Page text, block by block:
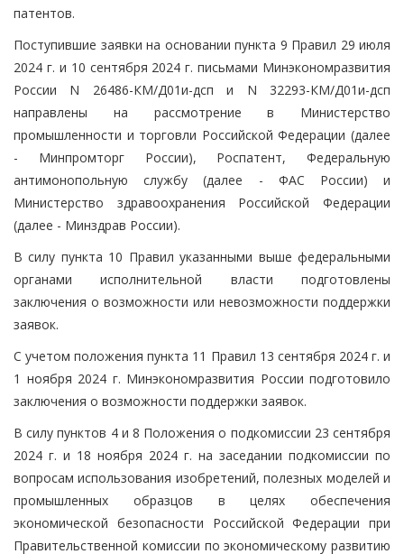
патентов.
Поступившие заявки на основании пункта 9 Правил 29 июля
2024 г. и 10 сентября 2024 г. письмами Минэкономразвития
России N 26486-КМ/Д01и-дсп и N 32293-КМ/Д01и-дсп
направлены на рассмотрение в Министерство
промышленности и торговли Российской Федерации (далее
- Минпромторг России), Роспатент, Федеральную
антимонопольную службу (далее - ФАС России) и
Министерство здравоохранения Российской Федерации
(далее - Минздрав России).
В силу пункта 10 Правил указанными выше федеральными
органами исполнительной власти подготовлены
заключения о возможности или невозможности поддержки
заявок.
С учетом положения пункта 11 Правил 13 сентября 2024 г. и
1 ноября 2024 г. Минэкономразвития России подготовило
заключения о возможности поддержки заявок.
В силу пунктов 4 и 8 Положения о подкомиссии 23 сентября
2024 г. и 18 ноября 2024 г. на заседании подкомиссии по
вопросам использования изобретений, полезных моделей и
промышленных образцов в целях обеспечения
экономической безопасности Российской Федерации при
Правительственной комиссии по экономическому развитию